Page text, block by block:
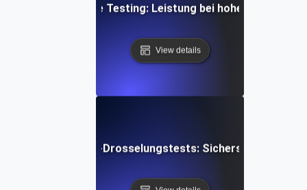
User Throttle Testing: Leistung bei hoher
View details
Bandbreiten-Drosselungstests: Sicherstellung